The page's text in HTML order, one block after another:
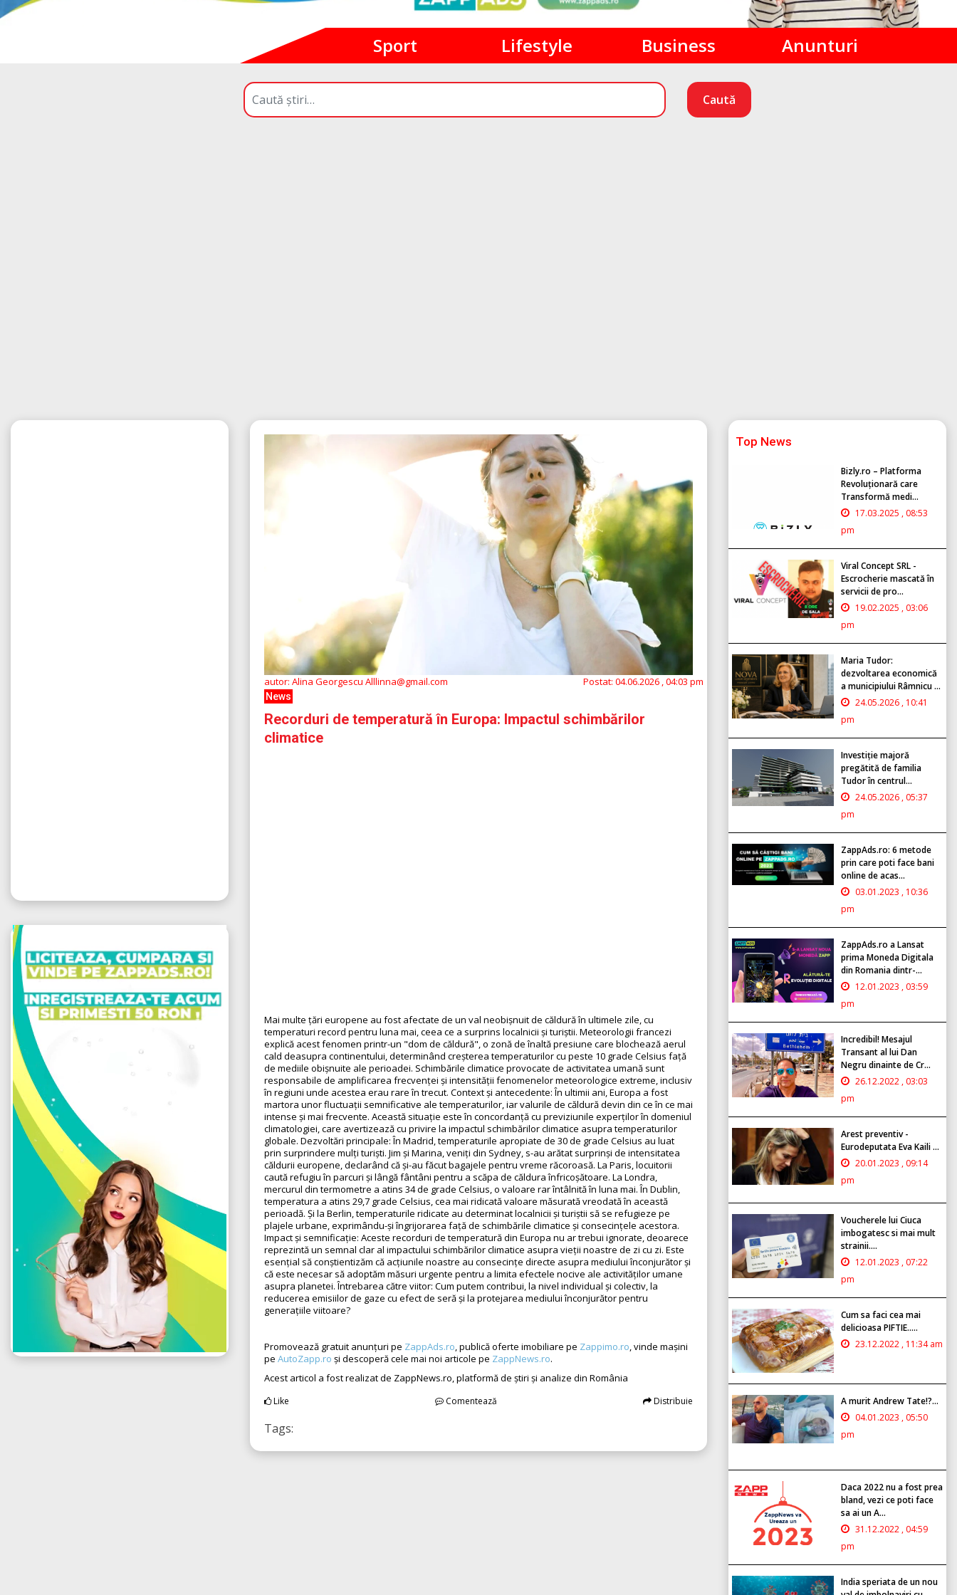
Sport Lifestyle Business Anunturi
Caută
autor: Alina Georgescu Alllinna@gmail.com Postat: 04.06.2026 , 04:03 pm
News
Recorduri de temperatură în Europa: Impactul schimbărilor
climatice
Mai multe țări europene au fost afectate de un val neobișnuit de căldură în ultimele zile, cu
temperaturi record pentru luna mai, ceea ce a surprins localnicii și turiștii. Meteorologii francezi
explică acest fenomen printr-un "dom de căldură", o zonă de înaltă presiune care blochează aerul
cald deasupra continentului, determinând creșterea temperaturilor cu peste 10 grade Celsius față
de mediile obișnuite ale perioadei. Schimbările climatice provocate de activitatea umană sunt
responsabile de amplificarea frecvenței și intensității fenomenelor meteorologice extreme, inclusiv
în regiuni unde acestea erau rare în trecut. Context și antecedente: În ultimii ani, Europa a fost
martora unor fluctuații semnificative ale temperaturilor, iar valurile de căldură devin din ce în ce mai
intense și mai frecvente. Această situație este în concordanță cu previziunile experților în domeniul
climatologiei, care avertizează cu privire la impactul schimbărilor climatice asupra temperaturilor
globale. Dezvoltări principale: În Madrid, temperaturile apropiate de 30 de grade Celsius au luat
prin surprindere mulți turiști. Jim și Marina, veniți din Sydney, s-au arătat surprinși de intensitatea
căldurii europene, declarând că și-au făcut bagajele pentru vreme răcoroasă. La Paris, locuitorii
caută refugiu în parcuri și lângă fântâni pentru a scăpa de căldura înfricoșătoare. La Londra,
mercurul din termometre a atins 34 de grade Celsius, o valoare rar întâlnită în luna mai. În Dublin,
temperatura a atins 29,7 grade Celsius, cea mai ridicată valoare măsurată vreodată în această
perioadă. Și la Berlin, temperaturile ridicate au determinat localnicii și turiștii să se refugieze pe
plajele urbane, exprimându-și îngrijorarea față de schimbările climatice și consecințele acestora.
Impact și semnificație: Aceste recorduri de temperatură din Europa nu ar trebui ignorate, deoarece
reprezintă un semnal clar al impactului schimbărilor climatice asupra vieții noastre de zi cu zi. Este
esențial să conștientizăm că acțiunile noastre au consecințe directe asupra mediului înconjurător și
că este necesar să adoptăm măsuri urgente pentru a limita efectele nocive ale activităților umane
asupra planetei. Întrebarea către viitor: Cum putem contribui, la nivel individual și colectiv, la
reducerea emisiilor de gaze cu efect de seră și la protejarea mediului înconjurător pentru
generațiile viitoare?
Promovează gratuit anunțuri pe ZappAds.ro, publică oferte imobiliare pe Zappimo.ro, vinde mașini
pe AutoZapp.ro și descoperă cele mai noi articole pe ZappNews.ro.
Acest articol a fost realizat de ZappNews.ro, platformă de știri și analize din România
Like Comentează Distribuie
Tags:
Top News
Bizly.ro – Platforma
Revoluționară care
Transformă medi...
17.03.2025 , 08:53
pm
Viral Concept SRL -
Escrocherie mascată în
servicii de pro...
19.02.2025 , 03:06
pm
Maria Tudor:
dezvoltarea economică
a municipiului Râmnicu ...
24.05.2026 , 10:41
pm
Investiție majoră
pregătită de familia
Tudor în centrul...
24.05.2026 , 05:37
pm
ZappAds.ro: 6 metode
prin care poti face bani
online de acas...
03.01.2023 , 10:36
pm
ZappAds.ro a Lansat
prima Moneda Digitala
din Romania dintr-...
12.01.2023 , 03:59
pm
Incredibil! Mesajul
Transant al lui Dan
Negru dinainte de Cr...
26.12.2022 , 03:03
pm
Arest preventiv -
Eurodeputata Eva Kaili ...
20.01.2023 , 09:14
pm
Voucherele lui Ciuca
imbogatesc si mai mult
strainii....
12.01.2023 , 07:22
pm
Cum sa faci cea mai
delicioasa PIFTIE.....
23.12.2022 , 11:34 am
A murit Andrew Tate!?...
04.01.2023 , 05:50
pm
Daca 2022 nu a fost prea
bland, vezi ce poti face
sa ai un A...
31.12.2022 , 04:59
pm
India speriata de un nou